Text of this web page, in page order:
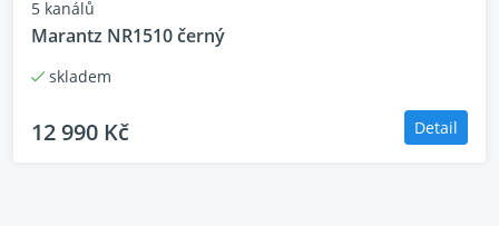
5 kanálů
Marantz NR1510 černý
skladem
12 990 Kč Detail